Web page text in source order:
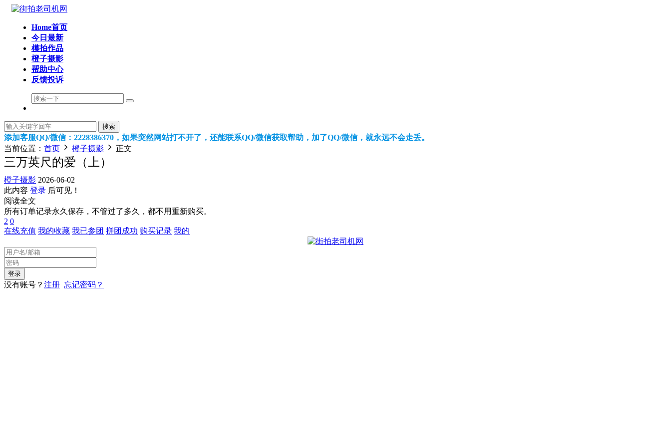
Home首页
今日最新
模拍作品
橙子摄影
帮助中心
反馈投诉
搜索
添加客服QQ/微信：2228386370，如果突然网站打不开了，还能联系QQ/微信获取帮助，加了QQ/微信，就永远不会走丢。
当前位置： 首页 橙子摄影 正文
三万英尺的爱（上）
橙子摄影 2026-06-02
此内容 登录 后可见！
阅读全文
所有订单记录永久保存，不管过了多久，都不用重新购买。
2 0
在线充值 我的收藏 我已参团 拼团成功 购买记录 我的
没有账号？ 注册 忘记密码？